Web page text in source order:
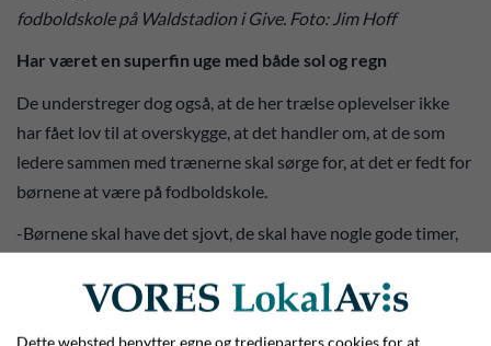
fodboldskole på Waldstadion i Give. Foto: Jim Hoff
Har været en superfin uge med både sol og regn
De understreger dog også, at de her trælse oplevelser ikke
har fået lov til at overskygge, at det handler om, at de som
ledere sammen med trænerne skal sørge for, at det er fedt for
børnene at være på fodboldskole.
-Børnene skal have det sjovt, de skal have nogle gode timer,
været. Det har været en god ude, hvor børnene har hygget sig
Dette websted benytter egne og tredjeparters cookies for at